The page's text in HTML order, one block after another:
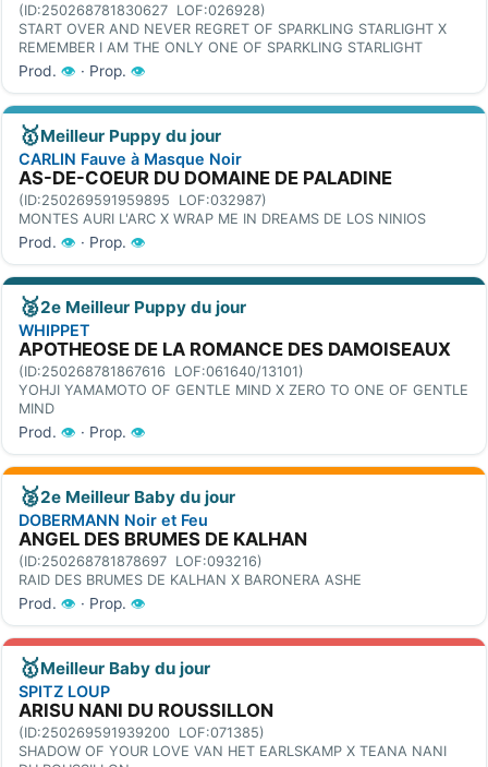
(ID:250268781830627 LOF:026928)
START OVER AND NEVER REGRET OF SPARKLING STARLIGHT X
REMEMBER I AM THE ONLY ONE OF SPARKLING STARLIGHT
Prod. 👁 · Prop. 👁
🥇Meilleur Puppy du jour
CARLIN Fauve à Masque Noir
AS-DE-COEUR DU DOMAINE DE PALADINE
(ID:250269591959895 LOF:032987)
MONTES AURI L'ARC X WRAP ME IN DREAMS DE LOS NINIOS
Prod. 👁 · Prop. 👁
🥈2e Meilleur Puppy du jour
WHIPPET
APOTHEOSE DE LA ROMANCE DES DAMOISEAUX
(ID:250268781867616 LOF:061640/13101)
YOHJI YAMAMOTO OF GENTLE MIND X ZERO TO ONE OF GENTLE
MIND
Prod. 👁 · Prop. 👁
🥈2e Meilleur Baby du jour
DOBERMANN Noir et Feu
ANGEL DES BRUMES DE KALHAN
(ID:250268781878697 LOF:093216)
RAID DES BRUMES DE KALHAN X BARONERA ASHE
Prod. 👁 · Prop. 👁
🥇Meilleur Baby du jour
SPITZ LOUP
ARISU NANI DU ROUSSILLON
(ID:250269591939200 LOF:071385)
SHADOW OF YOUR LOVE VAN HET EARLSKAMP X TEANA NANI